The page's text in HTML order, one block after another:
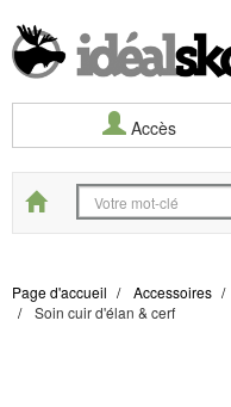
Accès
Start
Page d'accueil Accessoires
Soin cuir d'élan & cerf